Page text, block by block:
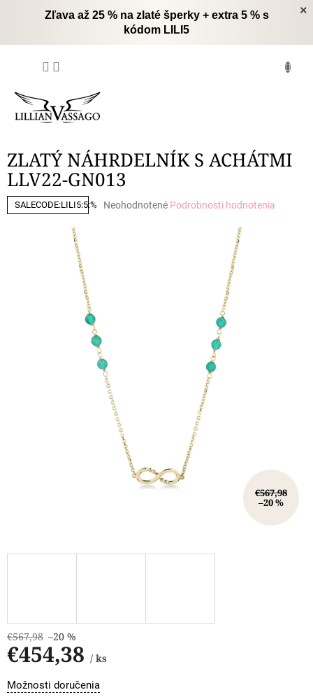
×
Zľava až 25 % na zlaté šperky + extra 5 % s
kódom LILI5
ZLATÝ NÁHRDELNÍK S ACHÁTMI
LLV22-GN013
SALECODE:LILI5:5:%
Priemerné
Neohodnotené Podrobnosti hodnotenia
€567,98
–20 %
€567,98 –20 %
€454,38 / ks
Jednotková
cena:
Možnosti doručenia